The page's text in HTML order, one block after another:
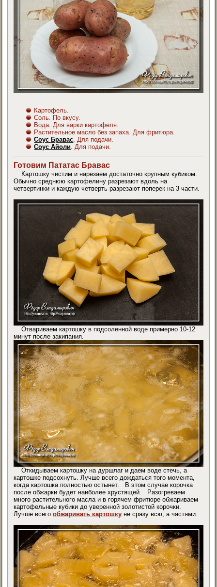
Картофель.
Соль. По вкусу.
Вода. Для варки картофеля.
Растительное масло без запаха. Для фритюра.
Соус Бравас. Для подачи.
Соус Айоли. Для подачи.
Готовим Пататас Бравас
Картошку чистим и нарезаем достаточно крупным кубиком.
Обычно среднюю картофелину разрезают вдоль на
четвертинки и каждую четверть разрезают поперек на 3 части.
Отвариваем картошку в подсоленной воде примерно 10-12
минут после закипания.
Откидываем картошку на дуршлаг и даем воде стечь, а
картошке подсохнуть. Лучше всего дождаться того момента,
когда картошка полностью остынет. В этом случае корочка
после обжарки будет наиболее хрустящей. Разогреваем
много растительного масла и в горячем фритюре обжариваем
картофельные кубики до уверенной золотистой корочки.
Лучше всегообжаривать картошку не сразу всю, а частями.